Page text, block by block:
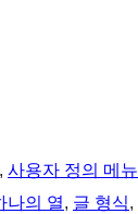
, 사용자 정의 메뉴
나의 열, 글 형식,